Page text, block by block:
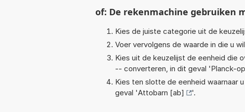
of: De rekenmachine gebruiken
Kies de juiste categorie uit de
Voer vervolgens de waarde in die u
Kies uit de keuzelijst de eenheid die
-- converteren, in dit geval 'Planck-
Kies ten slotte de eenheid waarnaar
geval 'Attobarn [ab] '.